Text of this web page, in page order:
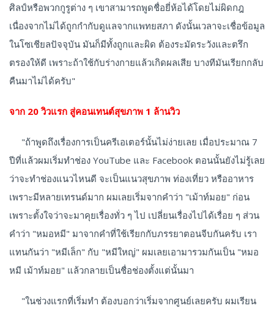
ศิลป์หรือพวกกูรูต่าง ๆ เขาสามารถพูดชื่อยี่ห้อได้โดยไม่ผิดกฎ
เนื่องจากไม่ได้ถูกกำกับดูแลจากแพทยสภา ดังนั้นเวลาจะเชื่อข้อมูล
ในโซเชียลปัจจุบัน มันก็มีทั้งถูกและผิด ต้องระมัดระวังและตรึก
ตรองให้ดี เพราะถ้าใช้กับร่างกายแล้วเกิดผลเสีย บางทีมันเรียกกลับ
คืนมาไม่ได้ครับ"
จาก 20 วิวแรก สู่คอนเทนต์สุขภาพ 1 ล้านวิว
"ถ้าพูดถึงเรื่องการเป็นครีเอเตอร์นั้นไม่ง่ายเลย เมื่อประมาณ 7
ปีที่แล้วผมเริ่มทำช่อง YouTube และ Facebook ตอนนั้นยังไม่รู้เลย
ว่าจะทำช่องแนวไหนดี จะเป็นแนวสุขภาพ ท่องเที่ยว หรืออาหาร
เพราะมีหลายเทรนด์มาก ผมเลยเริ่มจากคำว่า "เม้าท์มอย" ก่อน
เพราะตั้งใจว่าจะมาคุยเรื่องทั่ว ๆ ไป เปลี่ยนเรื่องไปได้เรื่อย ๆ ส่วน
คำว่า "หมอหมี" มาจากคำที่ใช้เรียกกับภรรยาตอนจีบกันครับ เรา
แทนกันว่า "หมีเล็ก" กับ "หมีใหญ่" ผมเลยเอามารวมกันเป็น "หมอ
หมี เม้าท์มอย" แล้วกลายเป็นชื่อช่องตั้งแต่นั้นมา
"ในช่วงแรกที่เริ่มทำ ต้องบอกว่าเริ่มจากศูนย์เลยครับ ผมเรียน